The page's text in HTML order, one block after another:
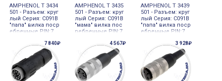
AMPHENOL T 3434
501 - Разъем: круг
лый Серия: C091B
"папа" вилка поср
ебренные PIN:7
AMPHENOL T 3435
501 - Разъем: круг
лый Серия: C091B
"мама" вилка пос
ребренные PIN:7
AMPHENOL T 3439
501 - Разъем: круг
лый Серия: C091B
"папа" вилка поср
ебренные PIN:7
7 840₽ 4 567₽ 3 928₽